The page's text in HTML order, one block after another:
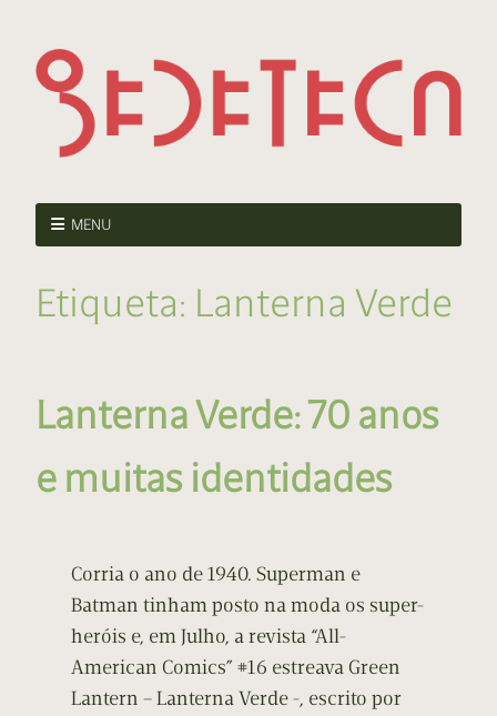
MENU
Etiqueta: Lanterna Verde
Lanterna Verde: 70 anos
e muitas identidades
Corria o ano de 1940. Superman e
Batman tinham posto na moda os super-
heróis e, em Julho, a revista “All-
American Comics” #16 estreava Green
Lantern – Lanterna Verde -, escrito por